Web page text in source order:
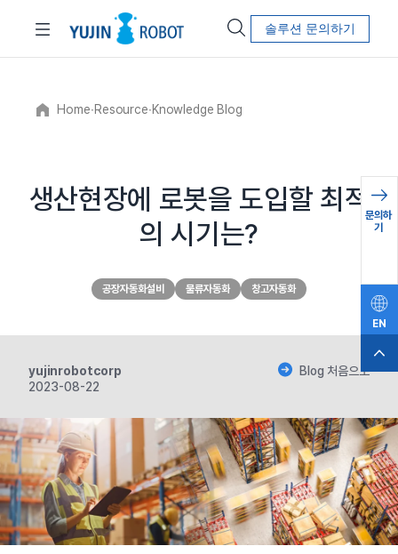
솔루션 문의하기
Home∙Resource∙Knowledge Blog
생산현장에 로봇을 도입할 최적
의 시기는?
공장자동화설비 물류자동화 창고자동화
yujinrobotcorp
2023-08-22
Blog 처음으로
문의하
기
EN